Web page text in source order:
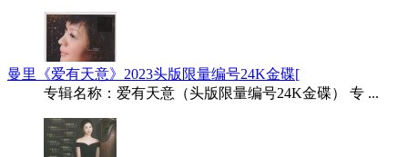
曼里《爱有天意》2023头版限量编号24K金碟[
专辑名称：爱有天意（头版限量编号24K金碟） 专 ...